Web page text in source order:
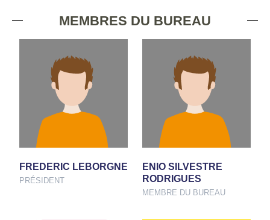
MEMBRES DU BUREAU
FREDERIC LEBORGNE
PRÉSIDENT
ENIO SILVESTRE
RODRIGUES
MEMBRE DU BUREAU